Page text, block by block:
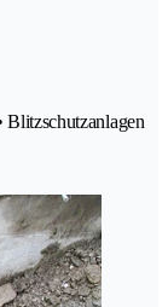
Blitzschutzanlagen